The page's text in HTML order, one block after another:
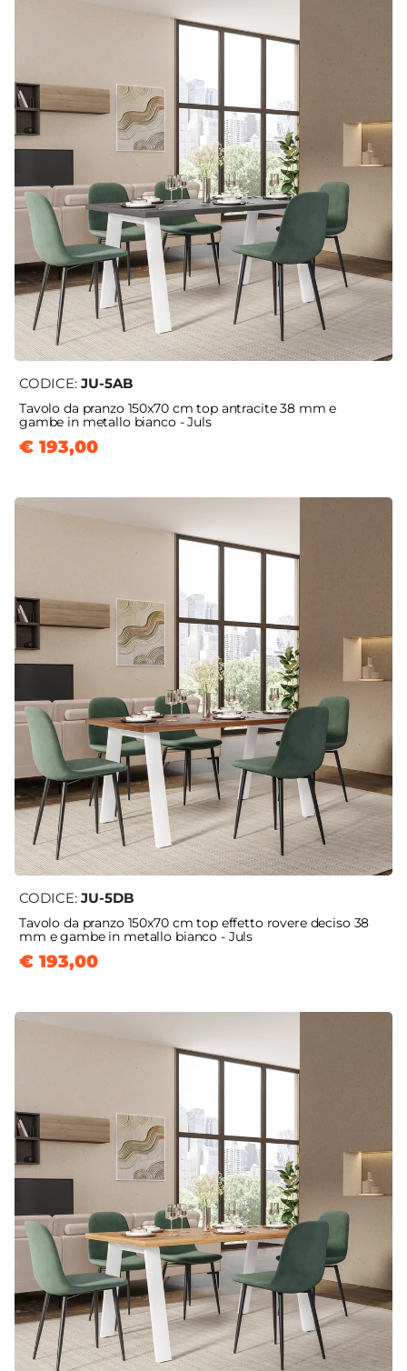
CODICE: JU-5AB
Tavolo da pranzo 150x70 cm top antracite 38 mm e
gambe in metallo bianco - Juls
€ 193,00
CODICE: JU-5DB
Tavolo da pranzo 150x70 cm top effetto rovere deciso 38
mm e gambe in metallo bianco - Juls
€ 193,00